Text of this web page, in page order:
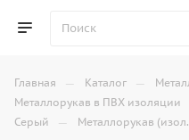
Главная — Каталог —
Металлорукав в ПВХ изоляции
Серый — Металлорукав